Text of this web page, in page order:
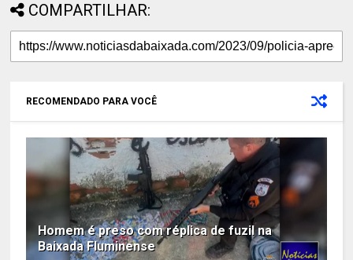
COMPARTILHAR:
RECOMENDADO PARA VOCÊ
Homem é preso com réplica de fuzil na
Baixada Fluminense